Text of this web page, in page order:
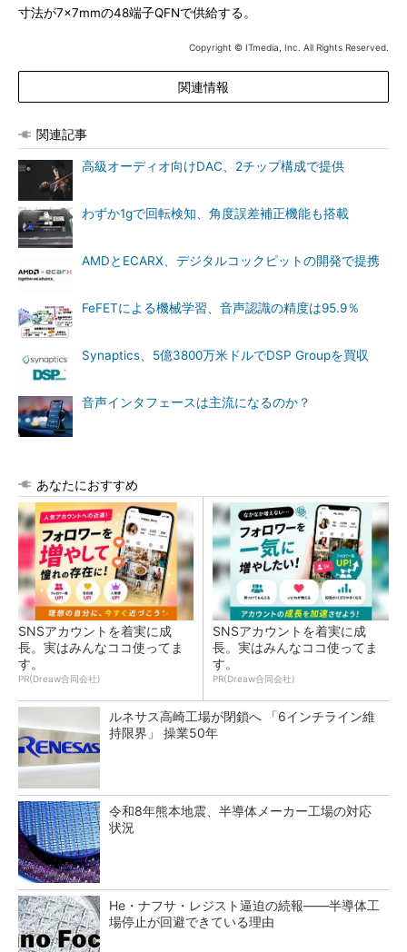
寸法が7×7mmの48端子QFNで供給する。
Copyright © ITmedia, Inc. All Rights Reserved.
関連情報
関連記事
高級オーディオ向けDAC、2チップ構成で提供
わずか1gで回転検知、角度誤差補正機能も搭載
AMDとECARX、デジタルコックピットの開発で提携
FeFETによる機械学習、音声認識の精度は95.9％
Synaptics、5億3800万米ドルでDSP Groupを買収
音声インタフェースは主流になるのか？
あなたにおすすめ
SNSアカウントを着実に成
長。実はみんなココ使ってま
す。
PR(Dreaw合同会社)
SNSアカウントを着実に成
長。実はみんなココ使ってま
す。
PR(Dreaw合同会社)
ルネサス高崎工場が閉鎖へ 「6インチライン維
持限界」 操業50年
令和8年熊本地震、半導体メーカー工場の対応
状況
He・ナフサ・レジスト逼迫の続報――半導体工
場停止が回避できている理由